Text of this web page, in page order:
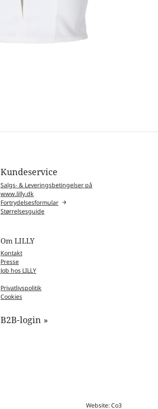
Kundeservice
Salgs- & Leveringsbetingelser på
www.lilly.dk
Fortrydelsesformular
Størrelsesguide
Om LILLY
Kontakt
Presse
Job hos LILLY
Privatlivspolitik
Cookies
B2B-login »
Website: Co3